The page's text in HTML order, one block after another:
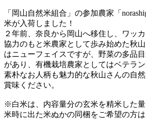
「岡山自然米組合」の参加農家「
米が入荷しました！
２年前、奈良から岡山へ移住し、ワッ
協力のもと米農家として歩み始めた秋
はニューフェイスですが、野菜の多品
があり、有機栽培農家としてはベテラン
素朴なお人柄も魅力的な秋山さんの自
賞味ください。
※白米は、内容量分の玄米を精米した
米時に出た米ぬかの同梱をご希望の方